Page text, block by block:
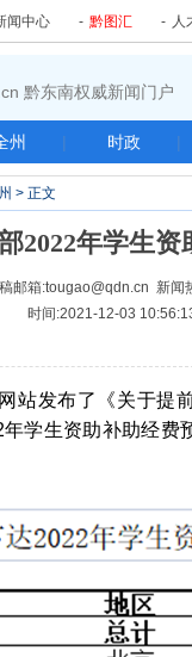
闻中心 - 黔图汇 - 人
黔东南权威新闻门户
州 | 时政 |
> 正文
2022年学生
邮箱:tougao@qdn.cn 新
时间:2021-12-03
发布了《关于提前
学生资助补助经费